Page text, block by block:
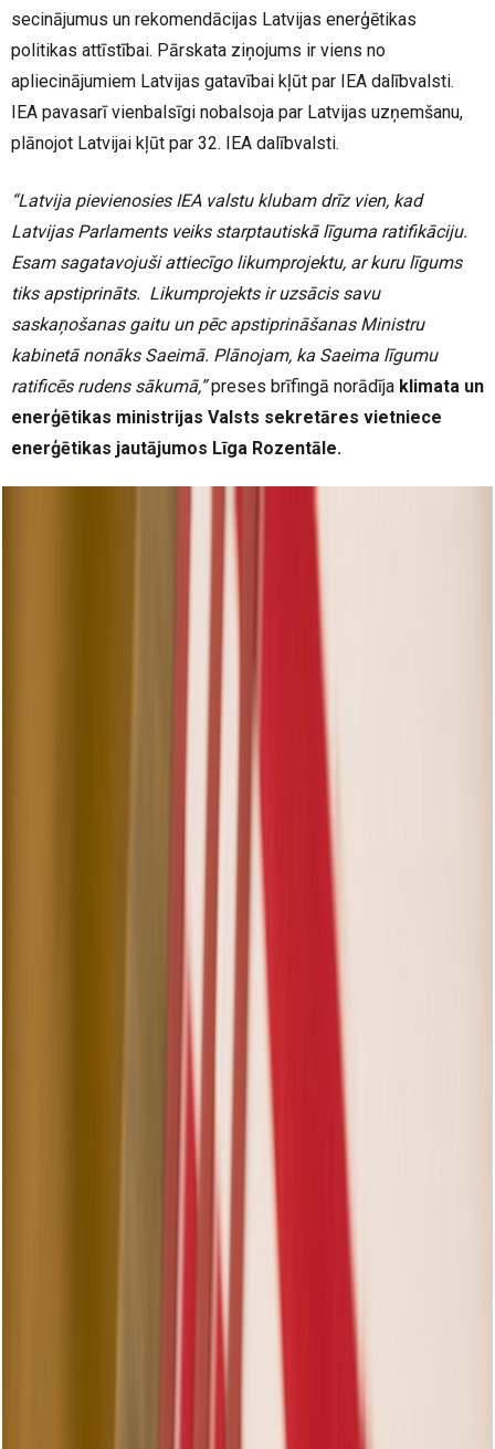
secinājumus un rekomendācijas Latvijas enerģētikas
politikas attīstībai. Pārskata ziņojums ir viens no
apliecinājumiem Latvijas gatavībai kļūt par IEA dalībvalsti.
IEA pavasarī vienbalsīgi nobalsoja par Latvijas uzņemšanu,
plānojot Latvijai kļūt par 32. IEA dalībvalsti.
“Latvija pievienosies IEA valstu klubam drīz vien, kad
Latvijas Parlaments veiks starptautiskā līguma ratifikāciju.
Esam sagatavojuši attiecīgo likumprojektu, ar kuru līgums
tiks apstiprināts. Likumprojekts ir uzsācis savu
saskaņošanas gaitu un pēc apstiprināšanas Ministru
kabinetā nonāks Saeimā. Plānojam, ka Saeima līgumu
ratificēs rudens sākumā,”preses brīfingā norādīja klimata un
enerģētikas ministrijas Valsts sekretāres vietniece
enerģētikas jautājumos Līga Rozentāle.